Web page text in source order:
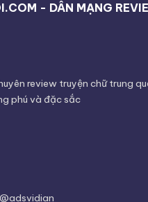
- DÂN MẠNG
review truyện chữ trung
phú và đặc sắc